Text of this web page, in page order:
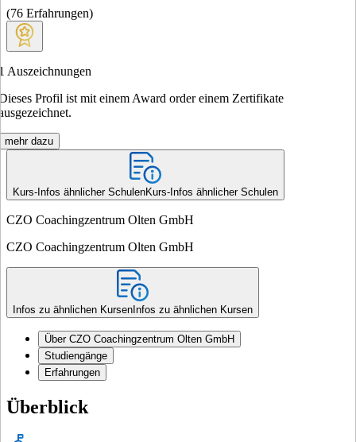
(76 Erfahrungen)
Auszeichnungen
Profil ist mit einem Award order einem Zertifikate
mehr dazu
Kurs-Infos ähnlicher SchulenKurs-Infos ähnlicher Schulen
CZO Coachingzentrum Olten GmbH
CZO Coachingzentrum Olten GmbH
Infos zu ähnlichen Kursen Infos zu ähnlichen Kursen
Über CZO Coachingzentrum Olten GmbH
Studiengänge
Erfahrungen
Überblick